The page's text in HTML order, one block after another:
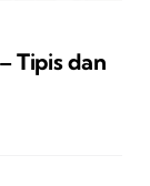
Tipis dan